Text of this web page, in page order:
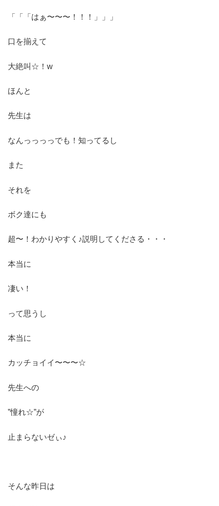
「「「はぁ〜〜〜！！！」」」
口を揃えて
大絶叫☆！w
ほんと
先生は
なんっっっっでも！知ってるし
また
それを
ボク達にも
超〜！わかりやすく♪説明してくださる・・・
本当に
凄い！
って思うし
本当に
カッチョイイ〜〜〜☆
先生への
”憧れ☆”が
止まらないゼぃ♪
そんな昨日は